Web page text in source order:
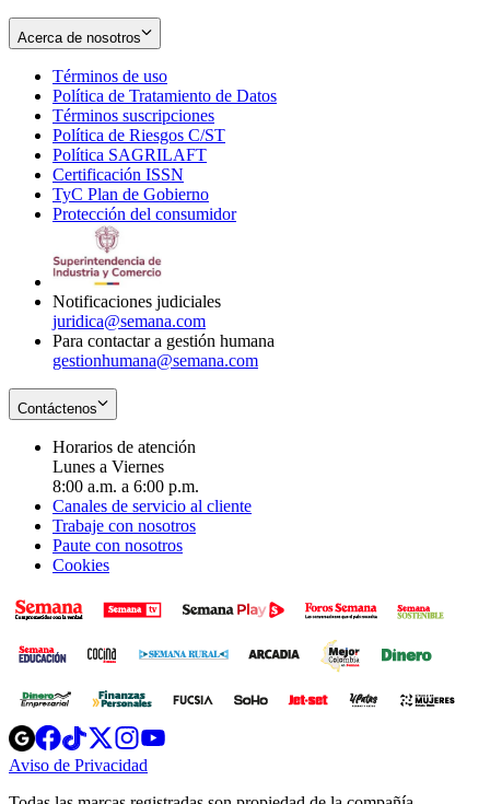
Acerca de nosotros
Términos de uso
in
new
window
Política de Tratamiento de Datos
Términos suscripciones
in
Política de Riesgos C/ST
Política SAGRILAFT
new
window
Certificación ISSN
in
new
TyC Plan de Gobierno
in
Protección del consumidorOpens
Notificaciones judiciales
juridica@semana.com
Para contactar a gestión humana
gestionhumana@semana.com
Contáctenos
Horarios de atención
Lunes a Viernes
8:00 a.m. a 6:00 p.m.
Canales de servicio al cliente
Trabaje con nosotros
Paute con nosotros
Cookies
Opens
in
new
Opens
in
new
Opens
in
new
window
Opens
new
windowwindow
Aviso de Privacidad